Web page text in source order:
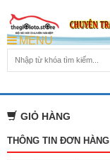
MENU
GIỎ HÀNG
THÔNG TIN ĐƠN HÀNG